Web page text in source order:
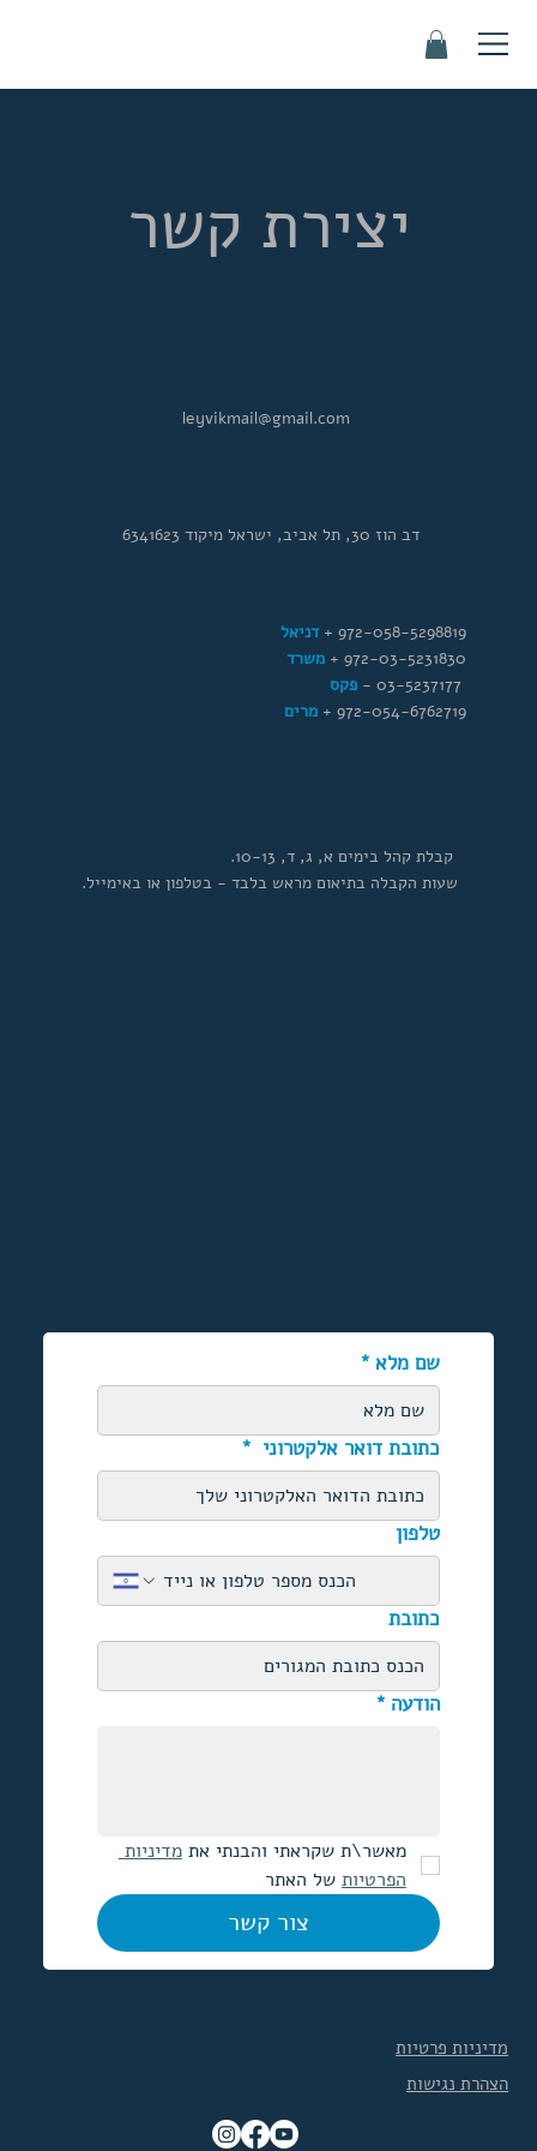
יצירת קשר
leyvikmail@gmail.com
דב הוז 30, תל אביב, ישראל מיקוד 6341623
972-058-5298819 +
דניאל
972-03-5231830 +
משרד
פקס
972-054-6762719 +
מרים
קבלת קהל בימים א, ג, ד, 10-13.
שעות הקבלה בתיאום מראש בלבד - בטלפון או באימייל.
שם מלא *
כתובת דואר אלקטרוני *
טלפון
כתובת
הודעה *
מאשר\ת שקראתי והבנתי את
הפרטיות של האתר
צור קשר
מדיניות פרטיות
הצהרת נגישות